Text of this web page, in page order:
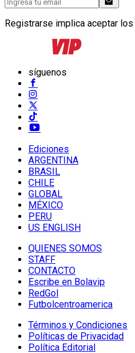
Registrarse implica aceptar los
síguenos
Ediciones
ARGENTINA
BRASIL
CHILE
GLOBAL
MÉXICO
PERU
US ENGLISH
QUIENES SOMOS
STAFF
CONTACTO
Escribe en Bolavip
RedGol
Futbolcentroamerica
Términos y Condiciones
Políticas de Privacidad
Política Editorial